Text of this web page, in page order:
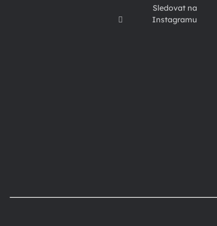
Sledovat na
Instagramu